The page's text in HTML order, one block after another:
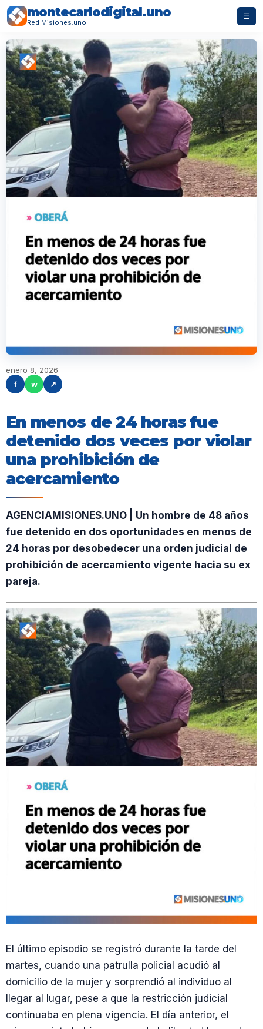
montecarlodigital.uno
Red Misiones.uno
☰
enero 8, 2026
f
w ↗
En menos de 24 horas fue
detenido dos veces por violar
una prohibición de
acercamiento
AGENCIAMISIONES.UNO | Un hombre de 48 años
fue detenido en dos oportunidades en menos de
24 horas por desobedecer una orden judicial de
prohibición de acercamiento vigente hacia su ex
pareja.
El último episodio se registró durante la tarde del
martes, cuando una patrulla policial acudió al
domicilio de la mujer y sorprendió al individuo al
llegar al lugar, pese a que la restricción judicial
continuaba en plena vigencia. El día anterior, el